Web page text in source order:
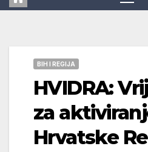
BIH I REGIJA
HVIDRA:
za
Hrvatske